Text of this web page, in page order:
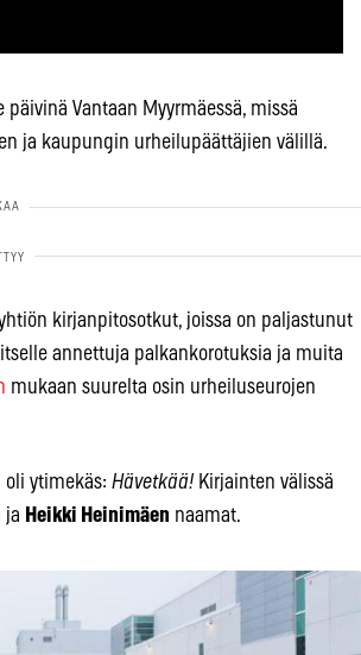
Vantaan Myyrmäessä, missä
ja kaupungin urheilupäättäjien välillä.
kirjanpitosotkut, joissa on paljastunut
annettuja palkankorotuksia ja muita
mukaan suurelta osin urheiluseurojen
ytimekäs: Hävetkää! Kirjainten välissä
ja Heikki Heinimäen naamat.